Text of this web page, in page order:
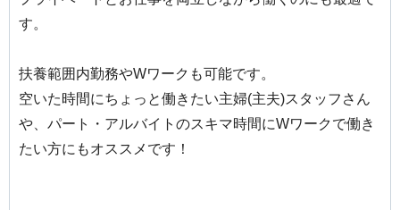
す。
扶養範囲内勤務やWワークも可能です。
空いた時間にちょっと働きたい主婦(主夫)スタッフさん
や、パート・アルバイトのスキマ時間にWワークで働き
たい方にもオススメです！